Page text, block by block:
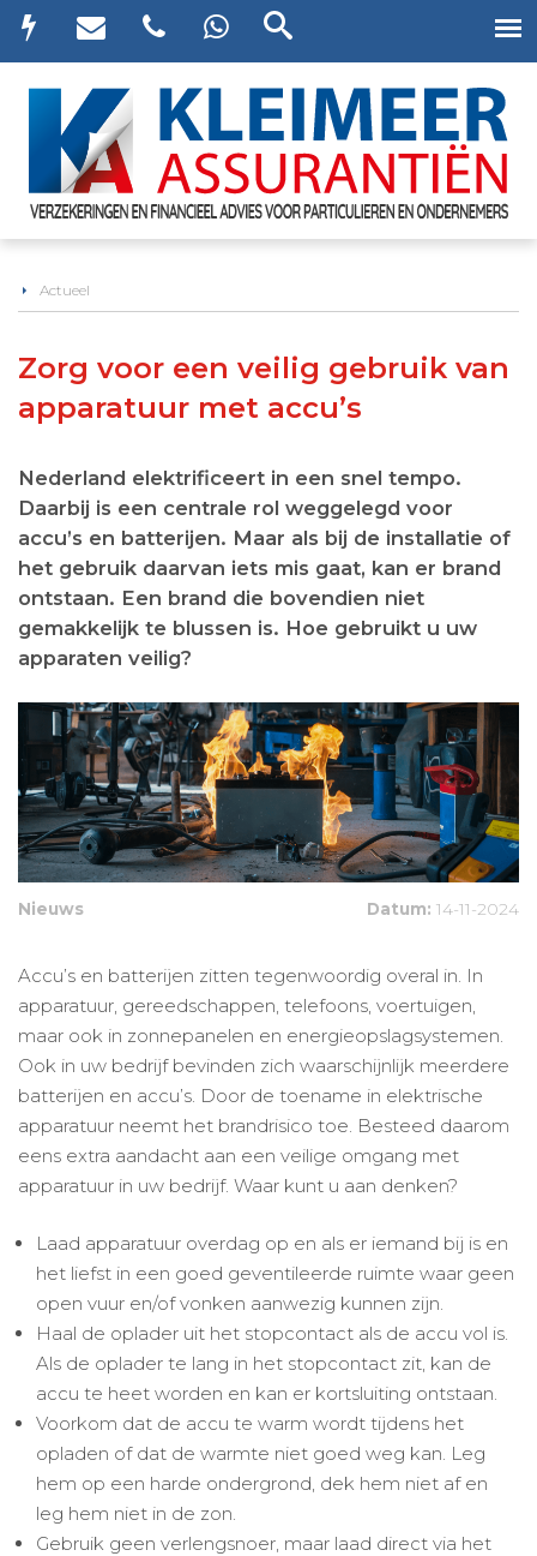
Actueel
Zorg voor een veilig gebruik van
apparatuur met accu’s
Nederland elektrificeert in een snel tempo.
Daarbij is een centrale rol weggelegd voor
accu’s en batterijen. Maar als bij de installatie of
het gebruik daarvan iets mis gaat, kan er brand
ontstaan. Een brand die bovendien niet
gemakkelijk te blussen is. Hoe gebruikt u uw
apparaten veilig?
Nieuws Datum: 14-11-2024
Accu’s en batterijen zitten tegenwoordig overal in. In
apparatuur, gereedschappen, telefoons, voertuigen,
maar ook in zonnepanelen en energieopslagsystemen.
Ook in uw bedrijf bevinden zich waarschijnlijk meerdere
batterijen en accu’s. Door de toename in elektrische
apparatuur neemt het brandrisico toe. Besteed daarom
eens extra aandacht aan een veilige omgang met
apparatuur in uw bedrijf. Waar kunt u aan denken?
Laad apparatuur overdag op en als er iemand bij is en
het liefst in een goed geventileerde ruimte waar geen
open vuur en/of vonken aanwezig kunnen zijn.
Haal de oplader uit het stopcontact als de accu vol is.
Als de oplader te lang in het stopcontact zit, kan de
accu te heet worden en kan er kortsluiting ontstaan.
Voorkom dat de accu te warm wordt tijdens het
opladen of dat de warmte niet goed weg kan. Leg
hem op een harde ondergrond, dek hem niet af en
leg hem niet in de zon.
Gebruik geen verlengsnoer, maar laad direct via het